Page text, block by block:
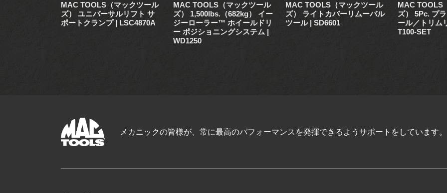
MAC TOOLS（マックツール
ズ） ユニバーサルリフト サ
ポートクランプ | LSC4870A
MAC TOOLS（マックツール
ズ） 1,500lbs.（682kg） イー
ジーローラー™ ホイールドリ
ー ポジショニングシステム |
WD1250
MAC TOOLS（マックツール
ズ） ライトカバーリムーバル
ツール | SD6601
MAC TOOLS
ズ） 5Pc. プ
ール／トリム
T100-SET
メカニックの皆様が、常に最高のパフォーマンスを発揮できるようサポートをしています。